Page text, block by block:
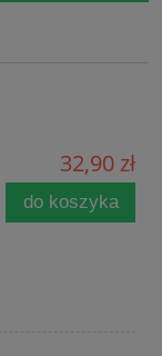
32,90 zł
do koszyka